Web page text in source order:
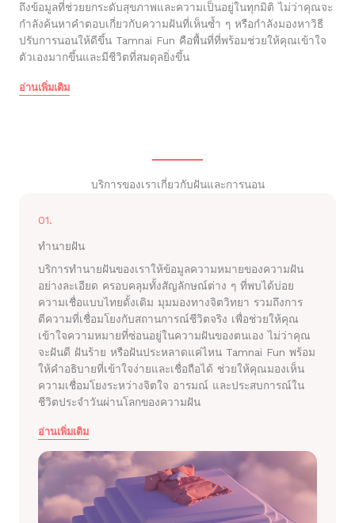
ถึงข้อมูลที่ช่วยยกระดับสุขภาพและความเป็นอยู่ในทุกมิติ ไม่ว่าคุณจะ
กำลังค้นหาคำตอบเกี่ยวกับความฝันที่เห็นซ้ำ ๆ หรือกำลังมองหาวิธี
ปรับการนอนให้ดีขึ้น Tamnai Fun คือพื้นที่ที่พร้อมช่วยให้คุณเข้าใจ
ตัวเองมากขึ้นและมีชีวิตที่สมดุลยิ่งขึ้น
อ่านเพิ่มเติม
บริการของเราเกี่ยวกับฝันและการนอน
01.
ทำนายฝัน
บริการทำนายฝันของเราให้ข้อมูลความหมายของความฝัน
อย่างละเอียด ครอบคลุมทั้งสัญลักษณ์ต่าง ๆ ที่พบได้บ่อย
ความเชื่อแบบไทยดั้งเดิม มุมมองทางจิตวิทยา รวมถึงการ
ตีความที่เชื่อมโยงกับสถานการณ์ชีวิตจริง เพื่อช่วยให้คุณ
เข้าใจความหมายที่ซ่อนอยู่ในความฝันของตนเอง ไม่ว่าคุณ
จะฝันดี ฝันร้าย หรือฝันประหลาดแค่ไหน Tamnai Fun พร้อม
ให้คำอธิบายที่เข้าใจง่ายและเชื่อถือได้ ช่วยให้คุณมองเห็น
ความเชื่อมโยงระหว่างจิตใจ อารมณ์ และประสบการณ์ใน
ชีวิตประจำวันผ่านโลกของความฝัน
อ่านเพิ่มเติม